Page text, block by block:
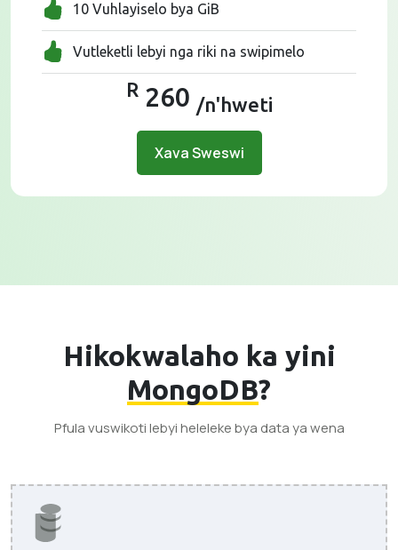
10 Vuhlayiselo bya GiB
Vutleketli lebyi nga riki na swipimelo
R260 /n'hweti
Xava Sweswi
Hikokwalaho ka yini
MongoDB?
Pfula vuswikoti lebyi heleleke bya data ya wena